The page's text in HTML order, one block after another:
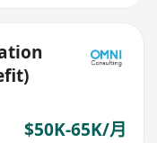
$50K-65K/月